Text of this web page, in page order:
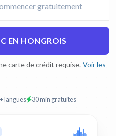
EN HONGROIS
carte de crédit requise. Voir les
langues 30 min gratuites